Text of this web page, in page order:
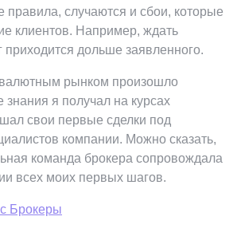
правила, случаются и сбои, которые
клиентов. Например, ждать
дольше заявленного.
рынком произошло
я получал на курсах
свои первые сделки под
компании. Можно сказать,
команда брокера сопровождала
всех моих первых шагов.
Брокеры